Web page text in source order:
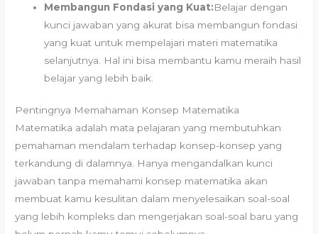
Membangun Fondasi yang Kuat:Belajar dengan
kunci jawaban yang akurat bisa membangun fondasi
yang kuat untuk mempelajari materi matematika
selanjutnya. Hal ini bisa membantu kamu meraih hasil
belajar yang lebih baik.
Pentingnya Memahaman Konsep Matematika
Matematika adalah mata pelajaran yang membutuhkan
pemahaman mendalam terhadap konsep-konsep yang
terkandung di dalamnya. Hanya mengandalkan kunci
jawaban tanpa memahami konsep matematika akan
membuat kamu kesulitan dalam menyelesaikan soal-soal
yang lebih kompleks dan mengerjakan soal-soal baru yang